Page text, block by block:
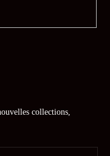
collections,